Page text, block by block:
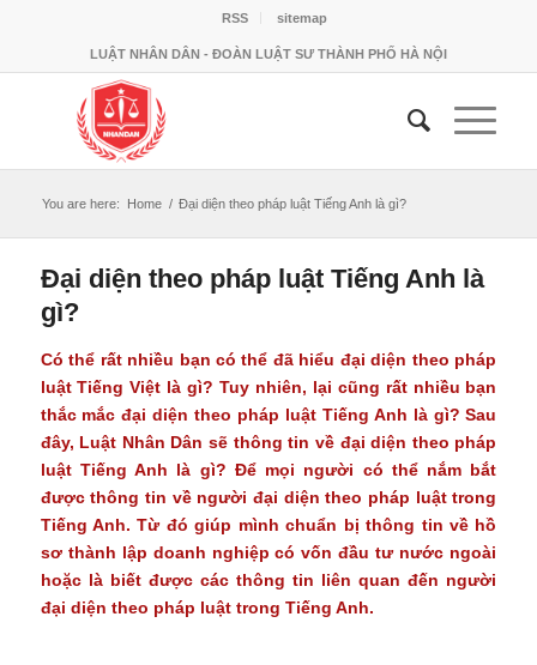
RSS sitemap
LUẬT NHÂN DÂN - ĐOÀN LUẬT SƯ THÀNH PHỐ HÀ NỘI
You are here: Home / Đại diện theo pháp luật Tiếng Anh là gì?
Đại diện theo pháp luật Tiếng Anh là
gì?
Có thể rất nhiều bạn có thể đã hiểu đại diện theo pháp
luật Tiếng Việt là gì? Tuy nhiên, lại cũng rất nhiều bạn
thắc mắc đại diện theo pháp luật Tiếng Anh là gì? Sau
đây, Luật Nhân Dân sẽ thông tin về đại diện theo pháp
luật Tiếng Anh là gì? Để mọi người có thể nắm bắt
được thông tin về người đại diện theo pháp luật trong
Tiếng Anh. Từ đó giúp mình chuẩn bị thông tin về hồ
sơ thành lập doanh nghiệp có vốn đầu tư nước ngoài
hoặc là biết được các thông tin liên quan đến người
đại diện theo pháp luật trong Tiếng Anh.